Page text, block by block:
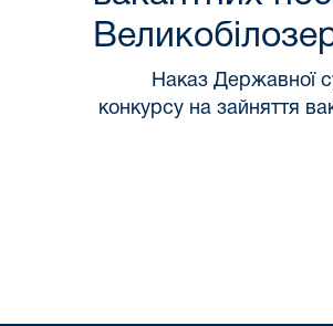
Наказ Державної
конкурсу на зайняття